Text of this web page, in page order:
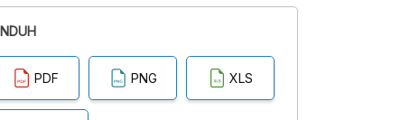
PDF PNG XLS